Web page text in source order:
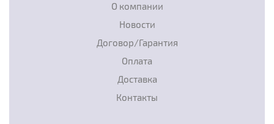
О компании
Новости
Договор/Гарантия
Оплата
Доставка
Контакты